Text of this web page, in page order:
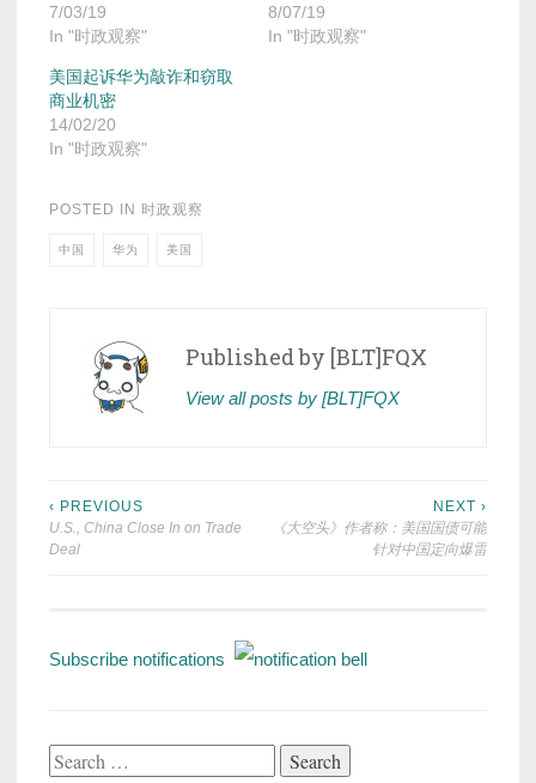
7/03/19
In "时政观察"
8/07/19
In "时政观察"
美国起诉华为敲诈和窃取
商业机密
14/02/20
In "时政观察"
POSTED IN 时政观察
中国 华为 美国
Published by [BLT]FQX
View all posts by [BLT]FQX
Post
navigation
‹ PREVIOUS
U.S., China Close In on Trade
Deal
NEXT ›
《大空头》作者称：美国国债可能
针对中国定向爆雷
Subscribe notifications
Search